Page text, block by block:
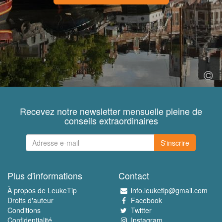
Recevez notre newsletter mensuelle pleine de
conseils extraordinaires
S'inscrire
Plus d'informations
À propos de LeukeTip
Droits d'auteur
Conditions
Confidentialité
Contact
info.leuketip@gmail.com
Facebook
Twitter
Instagram